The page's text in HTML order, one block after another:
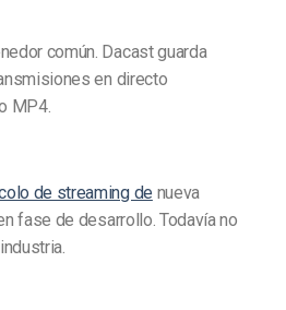
común. Dacast guarda
en directo
MP4.
de streaming de nueva
fase de desarrollo. Todavía no